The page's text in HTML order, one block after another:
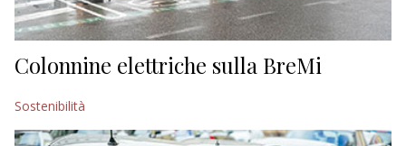
TURISMO
CULTURA
NAUTICA
Colonnine elettriche sulla BreMi
Sostenibilità